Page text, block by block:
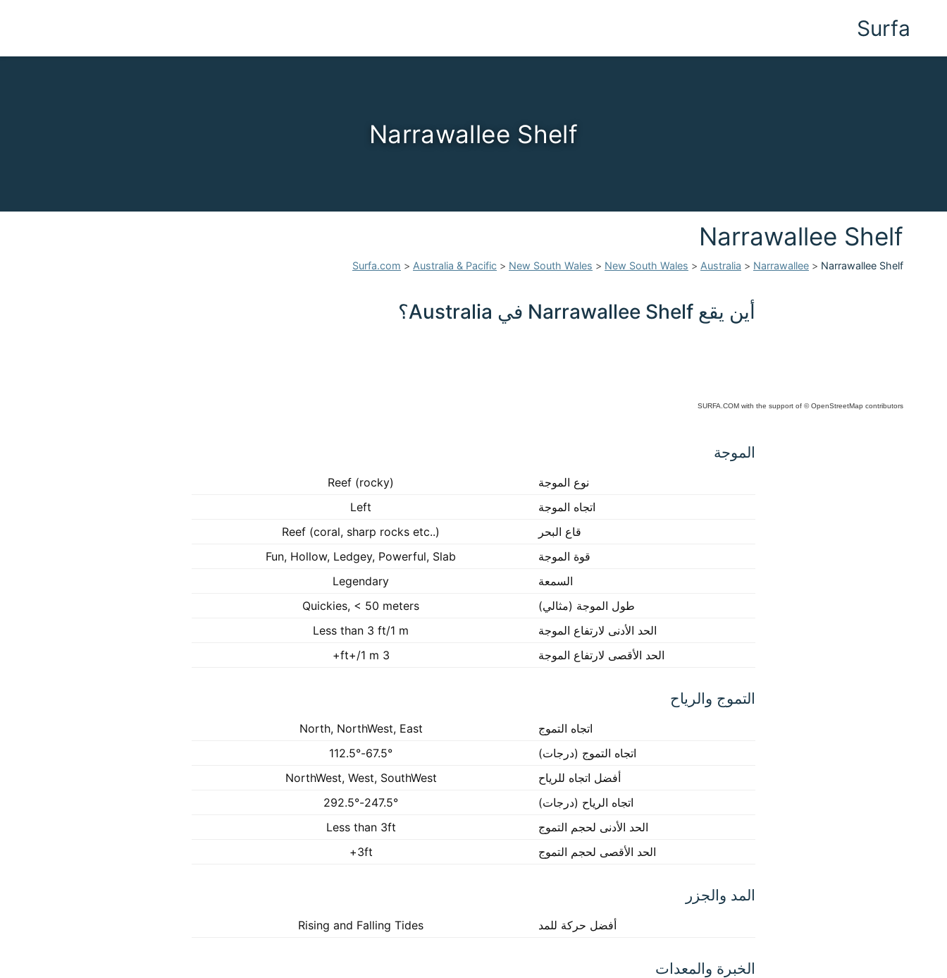
Surfa
Narrawallee Shelf
Narrawallee Shelf
Surfa.com > Australia & Pacific > New South Wales > New South Wales > Australia > Narrawallee > Narrawallee Shelf
أين يقع Narrawallee Shelf في Australia؟
SURFA.COM with the support of © OpenStreetMap contributors
الموجة
نوع الموجة
Reef (rocky)
اتجاه الموجة
Left
قاع البحر
Reef (coral, sharp rocks etc..)
قوة الموجة
Fun, Hollow, Ledgey, Powerful, Slab
السمعة
Legendary
طول الموجة (مثالي)
Quickies, < 50 meters
الحد الأدنى لارتفاع الموجة
Less than 3 ft/1 m
الحد الأقصى لارتفاع الموجة
3 ft+/1 m+
التموج والرياح
اتجاه التموج
North, NorthWest, East
اتجاه التموج (درجات)
67.5°-112.5°
أفضل اتجاه للرياح
NorthWest, West, SouthWest
اتجاه الرياح (درجات)
247.5°-292.5°
الحد الأدنى لحجم التموج
Less than 3ft
الحد الأقصى لحجم التموج
3ft+
المد والجزر
أفضل حركة للمد Rising and Falling Tides
الخبرة والمعدات